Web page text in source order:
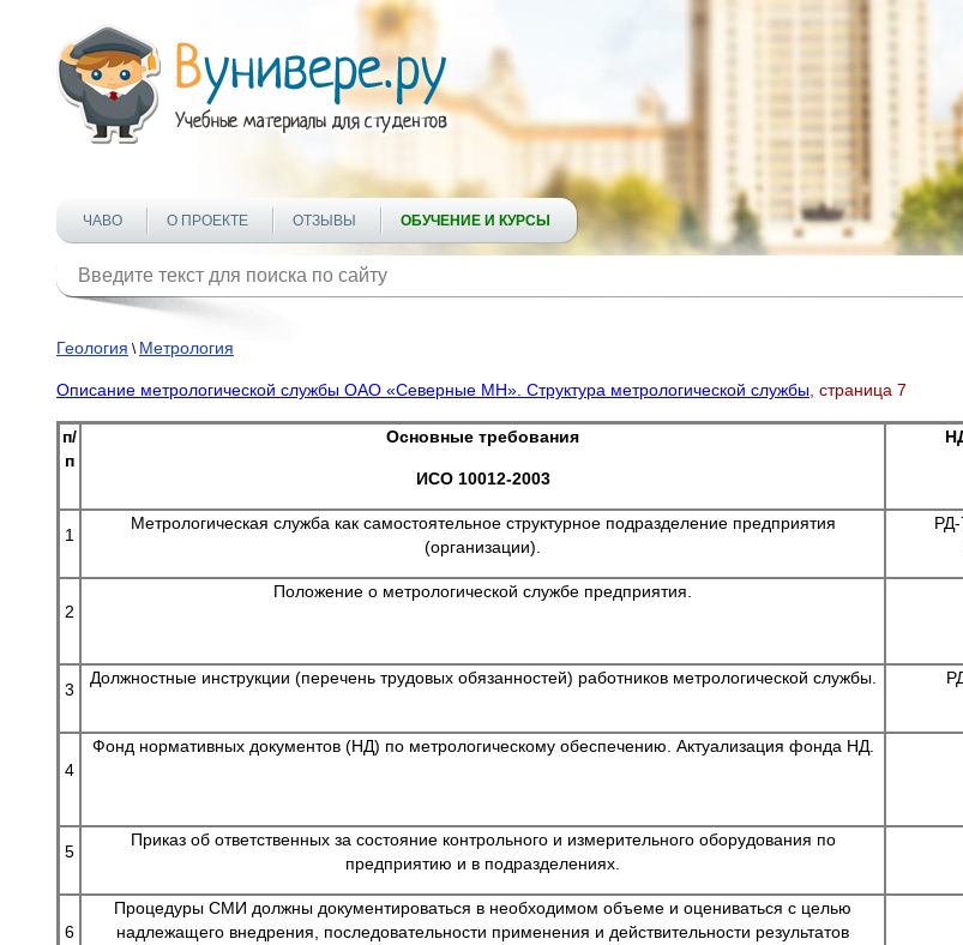
ЧАВО О ПРОЕКТЕ ОТЗЫВЫ ОБУЧЕНИЕ И КУРСЫ
Геология \ Метрология
Описание метрологической службы ОАО «Северные МН». Структура метрологической службы , страница 7
п/
п
Основные требования
ИСО 10012-2003
1
Метрологическая служба как самостоятельное структурное подразделение предприятия
(организации).
2
Положение о метрологической службе предприятия.
3
Должностные инструкции (перечень трудовых обязанностей) работников метрологической службы.
4
Фонд нормативных документов (НД) по метрологическому обеспечению. Актуализация фонда НД.
5
Приказ об ответственных за состояние контрольного и измерительного оборудования по
предприятию и в подразделениях.
6
Процедуры СМИ должны документироваться в необходимом объеме и оцениваться с целью
надлежащего внедрения, последовательности применения и действительности результатов